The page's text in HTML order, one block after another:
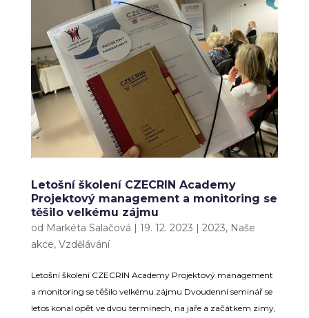
Letošní školení CZECRIN Academy
Projektový management a monitoring se
těšilo velkému zájmu
od Markéta Salačová | 19. 12. 2023 | 2023, Naše
akce, Vzdělávání
Letošní školení CZECRIN Academy Projektový management
a monitoring se těšilo velkému zájmu Dvoudenní seminář se
letos konal opět ve dvou termínech, na jaře a začátkem zimy,